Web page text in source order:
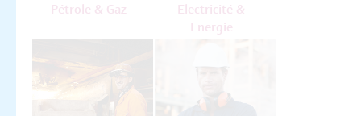
Pétrole & Gaz
Electricité &
Energie